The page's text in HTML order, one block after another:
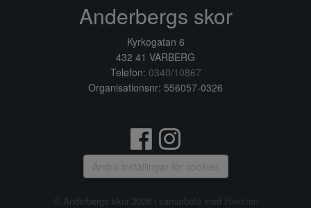
Anderbergs skor
Kyrkogatan 6
432 41 VARBERG
Telefon: 0340/10867
Organisationsnr: 556057-0326
Ändra inställingar för cookies
© Anderbergs skor 2026 i samarbete med Flexicon